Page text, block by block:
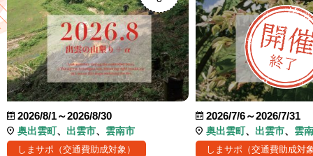
2026/8/1～2026/8/30
奥出雲町 出雲市 雲南市
しまサポ（交通費助成対象）
2026/7/6～2026/7/31
奥出雲町 出雲市 雲
しまサポ（交通費助成対